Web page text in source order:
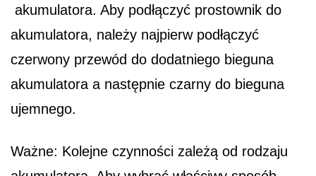
akumulatora. Aby podłączyć prostownik do
akumulatora, należy najpierw podłączyć
czerwony przewód do dodatniego bieguna
akumulatora a następnie czarny do bieguna
ujemnego.
Ważne: Kolejne czynności zależą od rodzaju